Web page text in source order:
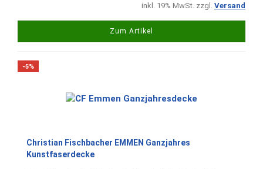
inkl. 19% MwSt. zzgl. Versand
Zum Artikel
-5%
Christian Fischbacher EMMEN Ganzjahres
Kunstfaserdecke